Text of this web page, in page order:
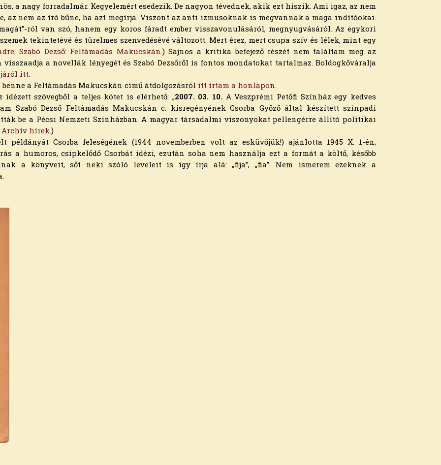
a nagy forradal­már. Kegyelemért esedezik. De nagyon tévednek, akik ezt hiszik. Ami igaz, az nem
az nem az író bűne, ha azt megírja. Viszont az anti izmusoknak is megvannak a maga indítóokai.
ról van szó, hanem egy koros fáradt ember visszavonulásáról, meg­nyugvásáról. Az egykori
tekintetévé és türelmes szenvedésévé változott. Mert érez, mert csupa szív és lélek, mint egy
Szabó Dezső: Feltámadás Makucskán.) Sajnos a kritika befejező részét nem találtam meg az
a novellák lényegét és Szabó Dezsőről is fontos mondatokat tartalmaz. Boldogkőváralja
itt.
a Feltámadás Makucskán című átdolgozásról itt írtam a honlapon.
szövegből a teljes kötet is elérhető: „2007. 03. 10. A Veszprémi Petőfi Színház egy kedves
Szabó Dezső Feltámadás Makucskán c. kisregényének Csorba Győző által készített színpadi
be a Pécsi Nemzeti Színházban. A magyar társadalmi viszonyokat pellengérre állító politikai
Archív hírek.)
Csorba feleségének (1944 novemberben volt az esküvőjük!) ajánlotta 1945 X. 1-én,
a humoros, csipkelődő Csorbát idézi, ezután soha nem használja ezt a formát a költő, később
a könyveit, sőt neki szóló leveleit is így írja alá: „fija”, „fia”. Nem ismerem ezeknek a